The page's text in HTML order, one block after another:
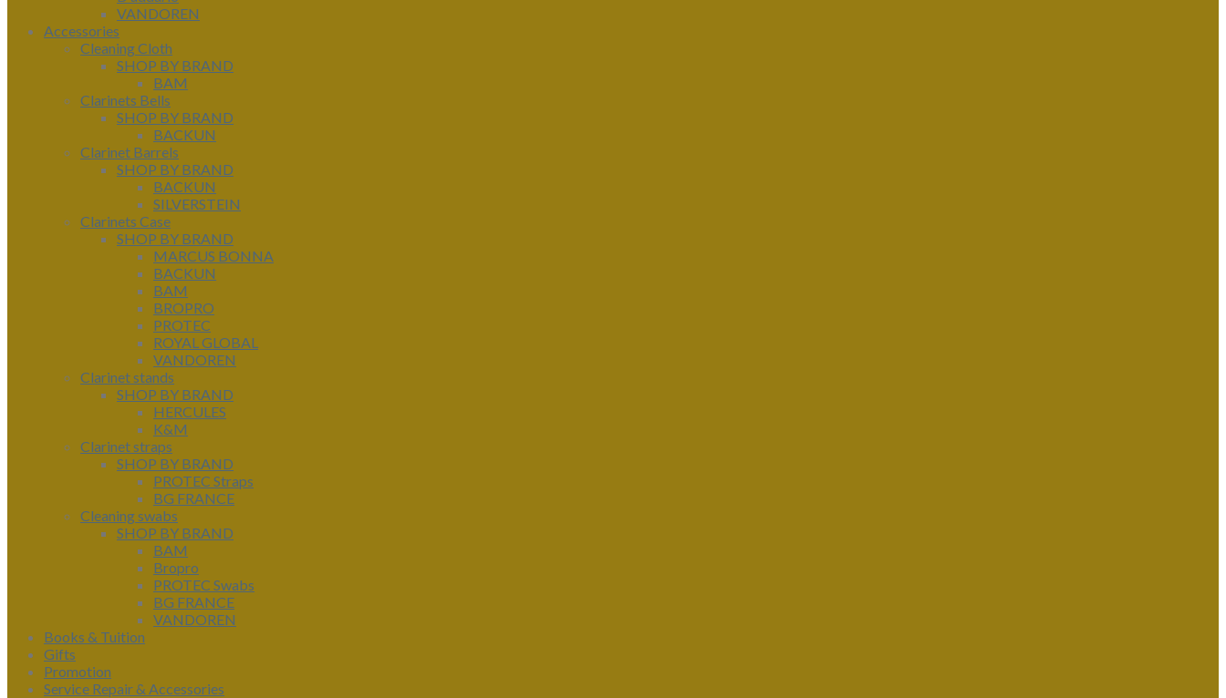
VANDOREN
Accessories
Cleaning Cloth
SHOP BY BRAND
BAM
Clarinets Bells
SHOP BY BRAND
BACKUN
Clarinet Barrels
SHOP BY BRAND
BACKUN
SILVERSTEIN
Clarinets Case
SHOP BY BRAND
MARCUS BONNA
BACKUN
BAM
BROPRO
PROTEC
ROYAL GLOBAL
VANDOREN
Clarinet stands
SHOP BY BRAND
HERCULES
K&M
Clarinet straps
SHOP BY BRAND
PROTEC Straps
BG FRANCE
Cleaning swabs
SHOP BY BRAND
BAM
Bropro
PROTEC Swabs
BG FRANCE
VANDOREN
Books & Tuition
Gifts
Promotion
Service Repair & Accessories